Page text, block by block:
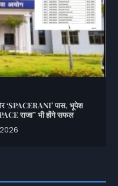
‘SPACERANI’ पास, भूपेश
राजा” भी होंगे सफल